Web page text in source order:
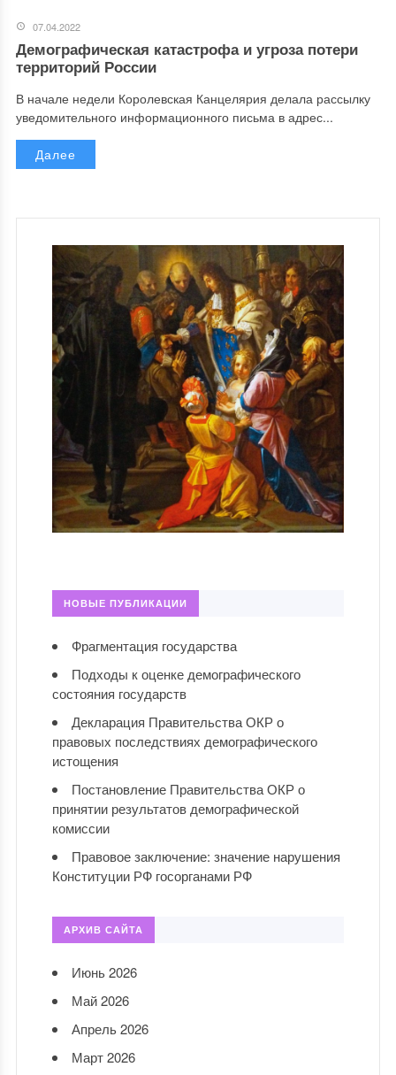
07.04.2022
Демографическая катастрофа и угроза потери
территорий России
В начале недели Королевская Канцелярия делала рассылку
уведомительного информационного письма в адрес...
Далее
НОВЫЕ ПУБЛИКАЦИИ
Фрагментация государства
Подходы к оценке демографического
состояния государств
Декларация Правительства ОКР о
правовых последствиях демографического
истощения
Постановление Правительства ОКР о
принятии результатов демографической
комиссии
Правовое заключение: значение нарушения
Конституции РФ госорганами РФ
АРХИВ САЙТА
Июнь 2026
Май 2026
Апрель 2026
Март 2026